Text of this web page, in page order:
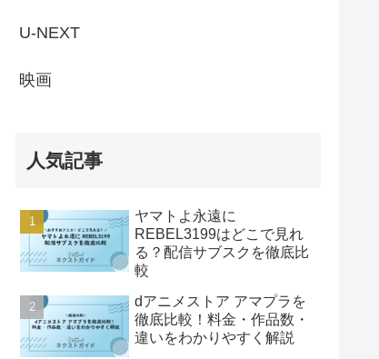
U-NEXT
映画
人気記事
ヤマトよ永遠に
REBEL3199はどこで見れ
る？配信サブスクを徹底比
較
dアニメストア アマプラを
徹底比較！料金・作品数・
違いをわかりやすく解説